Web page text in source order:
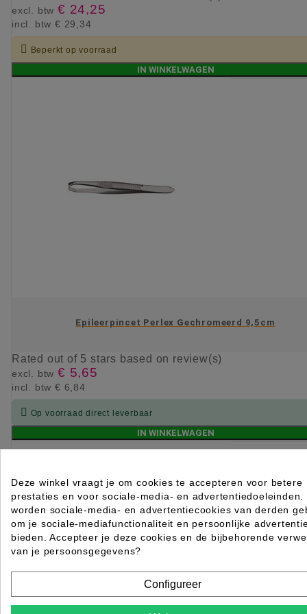
excl. btw € 24,25
incl. btw € 29,34
 Beperkt op voorraad
IN WINKELWAGEN
Epileerpincet Perlex Gechromeerd 9,5cm
Rated out of 5 stars based on review(s)
excl. btw € 5,65
incl. btw € 6,84
 Op voorraad direct leverbaar
IN WINKELWAGEN
Deze winkel vraagt je om cookies te accepteren voor betere
prestaties en voor sociale-media- en advertentiedoeleinden.
worden sociale-media- en advertentiecookies van derden
om je sociale-mediafunctionaliteit en persoonlijke
bieden. Accepteer je deze cookies en de bijbehorende
van je persoonsgegevens?
Configureer